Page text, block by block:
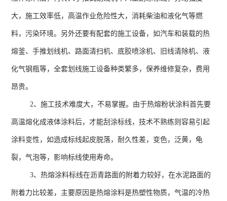
大，施工效率低，高温作业危险性大，消耗柴油和液化气等燃
料，污染环境。另外还要有配套的施工设备，如汽车和装载的热
熔釜、手推划线机、路面清扫机、底胶喷涂机、旧线清除机、液
化气钢瓶等，全套划线施工设备种类繁多，保养维修复杂，费用
昂贵。
2、施工技术难度大，不易掌握。由于热熔粉状涂料首先要
高温熔化成液体涂料后，才能刮涂标线，技术不熟练则容易引起
涂料变性，如造成标线起皮脱落，耐久性差，变色，泛黄，龟
裂，气泡等，影响标线使用寿命。
3、热熔涂料标线在沥青路面的附着力较好，在水泥路面的
附着力比较差，主要原因是热熔涂料是热塑性物质，气温的冷热